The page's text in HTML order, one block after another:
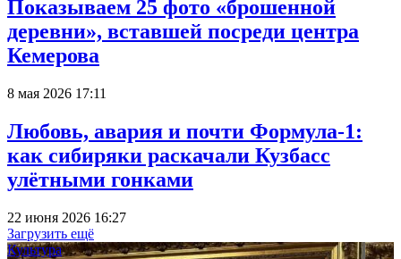
Показываем 25 фото «брошенной
деревни», вставшей посреди центра
Кемерова
8 мая 2026 17:11
Любовь, авария и почти Формула-1:
как сибиряки раскачали Кузбасс
улётными гонками
22 июня 2026 16:27
Загрузить ещё
Культура